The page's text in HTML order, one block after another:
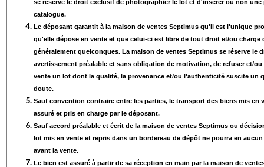
se réserve le droit exclusif de photographier le lot et d'insérer ou non une
catalogue.
Le déposant garantit à la maison de ventes Septimus qu'il est l'unique
qu'elle dépose en vente et que celui-ci est libre de tout droit et/ou charge
généralement quelconques. La maison de ventes Septimus se réserve le
avertissement préalable et sans obligation de motivation, de refuser et/ou
vente un lot dont la qualité, la provenance et/ou l'authenticité suscite un
doute.
Sauf convention contraire entre les parties, le transport des biens mis en
assuré et pris en charge par le déposant.
Sauf accord préalable et écrit de la maison de ventes Septimus ou
lot mis en vente et repris dans un bordereau de dépôt ne pourra en aucun
avant la vente.
Le bien est assuré à partir de sa réception en main par la maison de